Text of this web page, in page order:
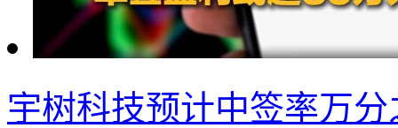
宇树科技预计中签率万